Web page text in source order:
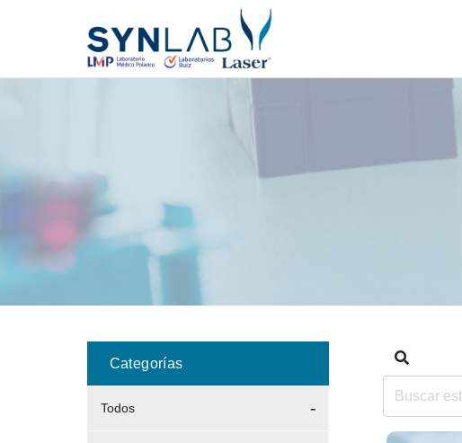
Categorías
Todos